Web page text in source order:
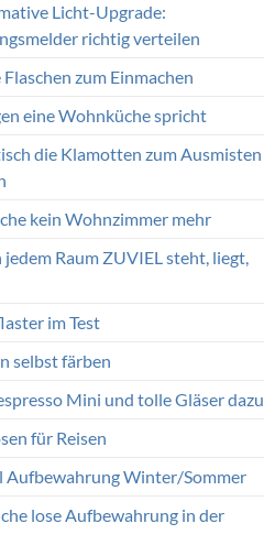
Licht-Upgrade:
richtig verteilen
zum Einmachen
eine Wohnküche spricht
die Klamotten zum Ausmisten
kein Wohnzimmer mehr
Raum ZUVIEL steht, liegt,
im Test
selbst färben
Mini und tolle Gläser dazu
für Reisen
Aufbewahrung Winter/Sommer
lose Aufbewahrung in der